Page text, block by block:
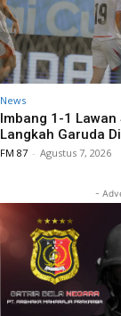
News
Imbang 1-1
Langkah Garuda
FM 87 - Agustus 7, 2026
-